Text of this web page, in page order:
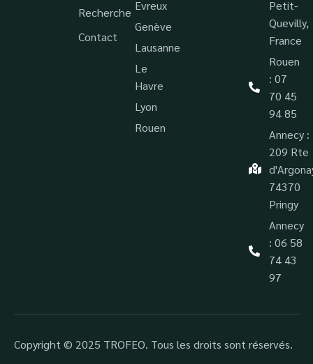
Recherche
Contact
Evreux
Genève
Lausanne
Le
Havre
Lyon
Rouen
Petit-
Quevilly,
France
Rouen
: 07
70 45
94 85
Annecy :
209 Rte
74370
Pringy
Annecy
: 06 58
74 43
97
Copyright © 2025 TROFEO. Tous les droits sont réservés.